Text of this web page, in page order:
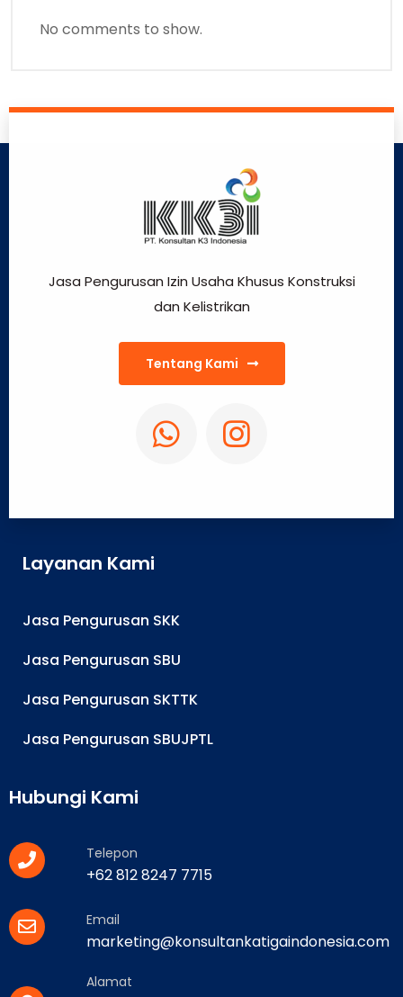
No comments to show.
Jasa Pengurusan Izin Usaha Khusus Konstruksi
dan Kelistrikan
Tentang Kami
Layanan Kami
Jasa Pengurusan SKK
Jasa Pengurusan SBU
Jasa Pengurusan SKTTK
Jasa Pengurusan SBUJPTL
Hubungi Kami
Telepon
+62 812 8247 7715
Email
marketing@konsultankatigaindonesia.com
Alamat